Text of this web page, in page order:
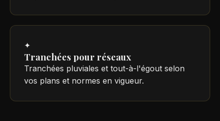
✦
Tranchées pour réseaux
Tranchées pluviales et tout-à-l'égout selon
vos plans et normes en vigueur.